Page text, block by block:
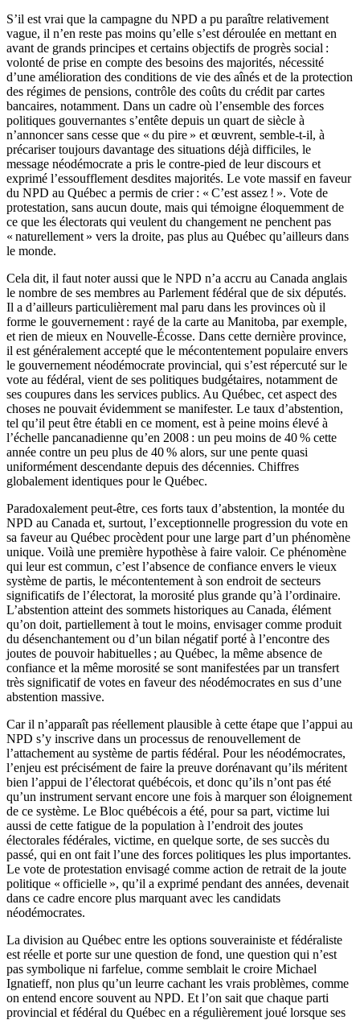
S’il est vrai que la campagne du NPD a pu paraître relativement
vague, il n’en reste pas moins qu’elle s’est déroulée en mettant en
avant de grands principes et certains objectifs de progrès social :
volonté de prise en compte des besoins des majorités, nécessité
d’une amélioration des conditions de vie des aînés et de la protection
des régimes de pensions, contrôle des coûts du crédit par cartes
bancaires, notamment. Dans un cadre où l’ensemble des forces
politiques gouvernantes s’entête depuis un quart de siècle à
n’annoncer sans cesse que « du pire » et œuvrent, semble-t-il, à
précariser toujours davantage des situations déjà difficiles, le
message néodémocrate a pris le contre-pied de leur discours et
exprimé l’essoufflement desdites majorités. Le vote massif en faveur
du NPD au Québec a permis de crier : « C’est assez ! ». Vote de
protestation, sans aucun doute, mais qui témoigne éloquemment de
ce que les électorats qui veulent du changement ne penchent pas
« naturellement » vers la droite, pas plus au Québec qu’ailleurs dans
le monde.
Cela dit, il faut noter aussi que le NPD n’a accru au Canada anglais
le nombre de ses membres au Parlement fédéral que de six députés.
Il a d’ailleurs particulièrement mal paru dans les provinces où il
forme le gouvernement : rayé de la carte au Manitoba, par exemple,
et rien de mieux en Nouvelle-Écosse. Dans cette dernière province,
il est généralement accepté que le mécontentement populaire envers
le gouvernement néodémocrate provincial, qui s’est répercuté sur le
vote au fédéral, vient de ses politiques budgétaires, notamment de
ses coupures dans les services publics. Au Québec, cet aspect des
choses ne pouvait évidemment se manifester. Le taux d’abstention,
tel qu’il peut être établi en ce moment, est à peine moins élevé à
l’échelle pancanadienne qu’en 2008 : un peu moins de 40 % cette
année contre un peu plus de 40 % alors, sur une pente quasi
uniformément descendante depuis des décennies. Chiffres
globalement identiques pour le Québec.
Paradoxalement peut-être, ces forts taux d’abstention, la montée du
NPD au Canada et, surtout, l’exceptionnelle progression du vote en
sa faveur au Québec procèdent pour une large part d’un phénomène
unique. Voilà une première hypothèse à faire valoir. Ce phénomène
qui leur est commun, c’est l’absence de confiance envers le vieux
système de partis, le mécontentement à son endroit de secteurs
significatifs de l’électorat, la morosité plus grande qu’à l’ordinaire.
L’abstention atteint des sommets historiques au Canada, élément
qu’on doit, partiellement à tout le moins, envisager comme produit
du désenchantement ou d’un bilan négatif porté à l’encontre des
joutes de pouvoir habituelles ; au Québec, la même absence de
confiance et la même morosité se sont manifestées par un transfert
très significatif de votes en faveur des néodémocrates en sus d’une
abstention massive.
Car il n’apparaît pas réellement plausible à cette étape que l’appui au
NPD s’y inscrive dans un processus de renouvellement de
l’attachement au système de partis fédéral. Pour les néodémocrates,
l’enjeu est précisément de faire la preuve dorénavant qu’ils méritent
bien l’appui de l’électorat québécois, et donc qu’ils n’ont pas été
qu’un instrument servant encore une fois à marquer son éloignement
de ce système. Le Bloc québécois a été, pour sa part, victime lui
aussi de cette fatigue de la population à l’endroit des joutes
électorales fédérales, victime, en quelque sorte, de ses succès du
passé, qui en ont fait l’une des forces politiques les plus importantes.
Le vote de protestation envisagé comme action de retrait de la joute
politique « officielle », qu’il a exprimé pendant des années, devenait
dans ce cadre encore plus marquant avec les candidats
néodémocrates.
La division au Québec entre les options souverainiste et fédéraliste
est réelle et porte sur une question de fond, une question qui n’est
pas symbolique ni farfelue, comme semblait le croire Michael
Ignatieff, non plus qu’un leurre cachant les vrais problèmes, comme
on entend encore souvent au NPD. Et l’on sait que chaque parti
provincial et fédéral du Québec en a régulièrement joué lorsque ses